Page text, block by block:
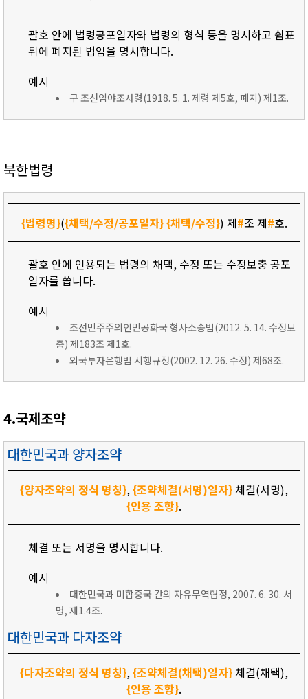
괄호 안에 법령공포일자와 법령의 형식 등을 명시하고 쉼표
뒤에 폐지된 법임을 명시합니다.
예시
구 조선임야조사령(1918. 5. 1. 제령 제5호, 폐지) 제1조.
북한법령
{법령명}({채택/수정/공포일자}{채택/수정}) 제#조 제#호.
괄호 안에 인용되는 법령의 채택, 수정 또는 수정보충 공포
일자를 씁니다.
예시
조선민주주의인민공화국 형사소송법(2012. 5. 14. 수정보
충) 제183조 제1호.
외국투자은행법 시행규정(2002. 12. 26. 수정) 제68조.
4.국제조약
대한민국과 양자조약
{양자조약의 정식 명칭},{조약체결(서명)일자} 체결(서명),
{인용 조항}.
체결 또는 서명을 명시합니다.
예시
대한민국과 미합중국 간의 자유무역협정, 2007. 6. 30. 서
명, 제1.4조.
대한민국과 다자조약
{다자조약의 정식 명칭},{조약체결(채택)일자} 체결(채택),
{인용 조항}.